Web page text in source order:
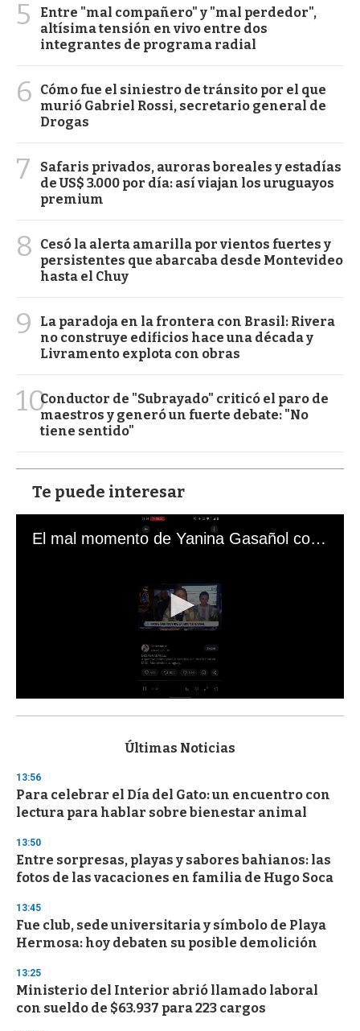
5
Entre "mal compañero" y "mal perdedor",
altísima tensión en vivo entre dos
integrantes de programa radial
6
Cómo fue el siniestro de tránsito por el que
murió Gabriel Rossi, secretario general de
Drogas
7
Safaris privados, auroras boreales y estadías
de US$ 3.000 por día: así viajan los uruguayos
premium
8
Cesó la alerta amarilla por vientos fuertes y
persistentes que abarcaba desde Montevideo
hasta el Chuy
9
La paradoja en la frontera con Brasil: Rivera
no construye edificios hace una década y
Livramento explota con obras
10Conductor de "Subrayado" criticó el paro de
maestros y generó un fuerte debate: "No
tiene sentido"
Te puede interesar
El mal momento de Yanina Gasañol con un hincha argentino en "Subrayado"
s
d
s
o
f
3
s
e
c
n
d
s
Últimas Noticias
13:56
Para celebrar el Día del Gato: un encuentro con
lectura para hablar sobre bienestar animal
13:50
Entre sorpresas, playas y sabores bahianos: las
fotos de las vacaciones en familia de Hugo Soca
13:45
Fue club, sede universitaria y símbolo de Playa
Hermosa: hoy debaten su posible demolición
13:25
Ministerio del Interior abrió llamado laboral
con sueldo de $63.937 para 223 cargos